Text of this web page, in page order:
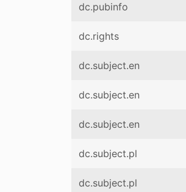
dc.pubinfo
dc.rights
dc.subject.en
dc.subject.en
dc.subject.en
dc.subject.pl
dc.subject.pl